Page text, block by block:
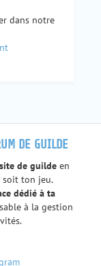
dans notre
DE GUILDE
de guilde en
soit ton jeu.
dédié à ta
à la gestion